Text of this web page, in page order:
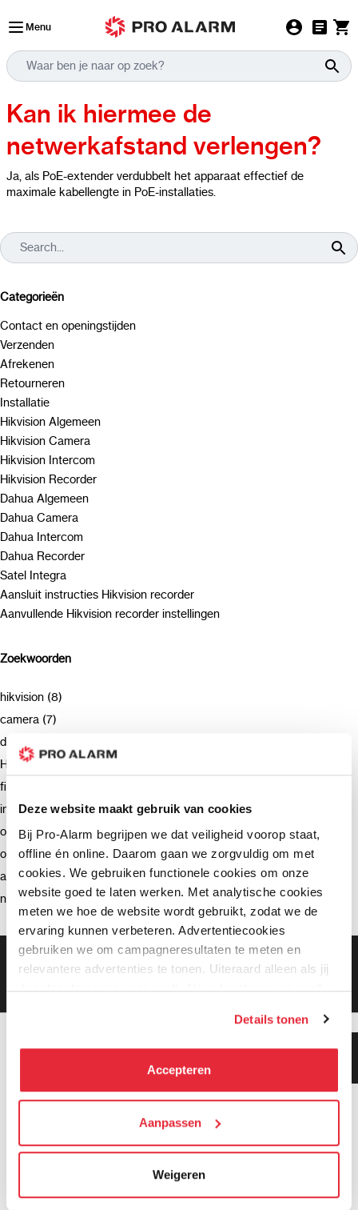
Deze website maakt gebruik van cookies
Bij Pro-Alarm begrijpen we dat veiligheid voorop staat,
offline én online. Daarom gaan we zorgvuldig om met
cookies. We gebruiken functionele cookies om onze
website goed te laten werken. Met analytische cookies
meten we hoe de website wordt gebruikt, zodat we de
ervaring kunnen verbeteren. Advertentiecookies
gebruiken we om campagneresultaten te meten en
relevantere advertenties te tonen. Uiteraard alleen als jij
daar toestemming voor geeft. Als je toestemming geeft,
kunnen deze gegevens combineren met informatie die zij
hebben verzameld via het gebruik van hun diensten. Je
kunt alle cookies accepteren, alleen noodzakelijke
We werken samen met21 derden
die uw gegevens
kunnen ontvangen en verwerken.
Details tonen
Accepteren
Aanpassen
Weigeren
Menu
Kan ik hiermee de
netwerkafstand verlengen?
Ja, als PoE-extender verdubbelt het apparaat effectief de
maximale kabellengte in PoE-installaties.
Categorieën
Contact en openingstijden
Verzenden
Afrekenen
Retourneren
Installatie
Hikvision Algemeen
Hikvision Camera
Hikvision Intercom
Hikvision Recorder
Dahua Algemeen
Dahua Camera
Dahua Intercom
Dahua Recorder
Satel Integra
Aansluit instructies Hikvision recorder
Aanvullende Hikvision recorder instellingen
Zoekwoorden
hikvision (8)
camera (7)
deurbel (4)
Hikvision (3)
firmware (3)
installatie (2)
ondersteuning (2)
opnemen (2)
advies (2)
netwerkrecorder (2)
Gratis bezorging vanaf €99,-
Gratis retourneren binnen 90 dagen*
Klanten geven ons een 9.3 gemiddeld
Klanten geven ons 9.3
gemiddeld!